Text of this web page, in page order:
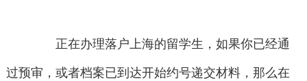
正在办理落户上海的留学生，如果你已经通
过预审，或者档案已到达开始约号递交材料，那么在